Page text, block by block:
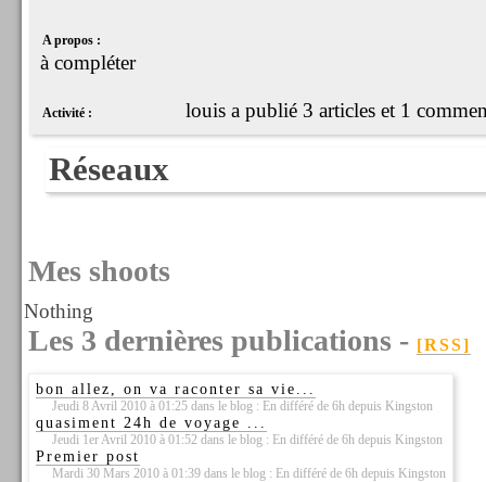
A propos :
à compléter
Activité : louis a publié 3 articles et 1
Réseaux
Mes shoots
Nothing
Les 3 dernières publications - [RSS]
bon allez, on va raconter sa vie...
Jeudi 8 Avril 2010 à 01:25 dans le blog : En différé de 6h depuis Kingston
quasiment 24h de voyage ...
Jeudi 1er Avril 2010 à 01:52 dans le blog : En différé de 6h depuis Kingston
Premier post
Mardi 30 Mars 2010 à 01:39 dans le blog : En différé de 6h depuis Kingston